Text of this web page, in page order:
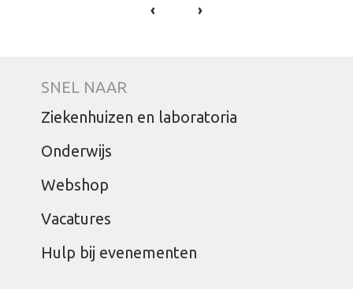
‹ ›
SNEL NAAR
Ziekenhuizen en laboratoria
Onderwijs
Webshop
Vacatures
Hulp bij evenementen